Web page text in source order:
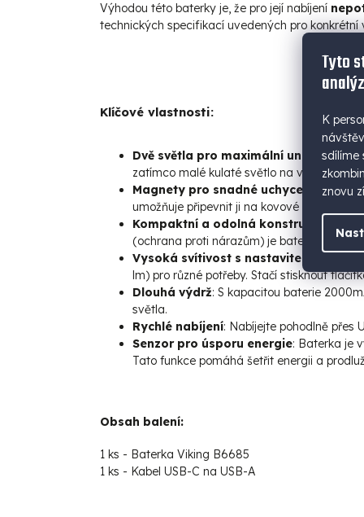
Tyto
K
sdílíme
znovu
Výhodou této baterky je, že pro její nabíjení
technických specifikací uvedených pro konkrétní
Klíčové vlastnosti:
Dvě světla pro maximální
zatímco malé kulaté světlo na vrchu je
Magnety pro snadné uchycení
:
umožňuje připevnit ji na kovové povrchy,
Kompaktní a odolná konstrukce
: S
(ochrana proti nárazům) je baterka Viking
Vysoká svítivost s nastavitelnými
lm) pro různé potřeby. Stačí stisknout
Dlouhá výdrž: S kapacitou baterie
světla.
Rychlé nabíjení: Nabíjejte pohodlně přes
Senzor pro úsporu energie: Baterka je
Tato funkce pomáhá šetřit energii a
Obsah balení:
1 ks - Baterka Viking B6685
1 ks - Kabel USB-C na USB-A